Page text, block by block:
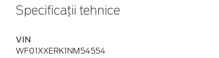
Specificații tehnice
VIN
WF01XXERK1NM54554